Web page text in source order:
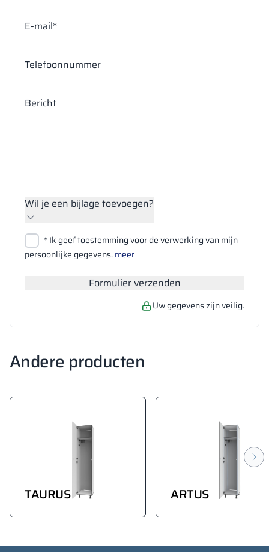
E-mail*
Telefoonnummer
Bericht
Wil je een bijlage toevoegen?
Bestanden bijvoegen
Zoeken
* Ik geef toestemming voor de verwerking van mijn
persoonlijke gegevens.meer
Formulier verzenden
Uw gegevens zijn veilig.
Andere producten
TAURUS ARTUS